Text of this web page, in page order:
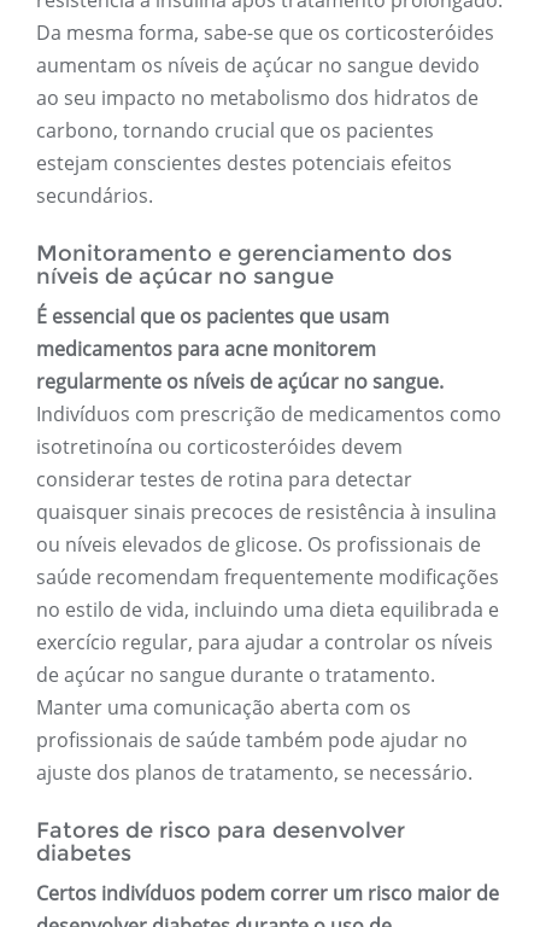
Da mesma forma, sabe-se que os corticosteróides
aumentam os níveis de açúcar no sangue devido
ao seu impacto no metabolismo dos hidratos de
carbono, tornando crucial que os pacientes
estejam conscientes destes potenciais efeitos
secundários.
Monitoramento e gerenciamento dos
níveis de açúcar no sangue
É essencial que os pacientes que usam
medicamentos para acne monitorem
regularmente os níveis de açúcar no sangue.
Indivíduos com prescrição de medicamentos como
isotretinoína ou corticosteróides devem
considerar testes de rotina para detectar
quaisquer sinais precoces de resistência à insulina
ou níveis elevados de glicose. Os profissionais de
saúde recomendam frequentemente modificações
no estilo de vida, incluindo uma dieta equilibrada e
exercício regular, para ajudar a controlar os níveis
de açúcar no sangue durante o tratamento.
Manter uma comunicação aberta com os
profissionais de saúde também pode ajudar no
ajuste dos planos de tratamento, se necessário.
Fatores de risco para desenvolver
diabetes
Certos indivíduos podem correr um risco maior de